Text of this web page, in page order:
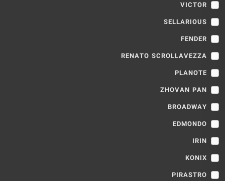
VICTOR
SELLARIOUS
FENDER
RENATO SCROLLAVEZZA
PLANOTE
ZHOVAN PAN
BROADWAY
EDMONDO
IRIN
KONIX
PIRASTRO